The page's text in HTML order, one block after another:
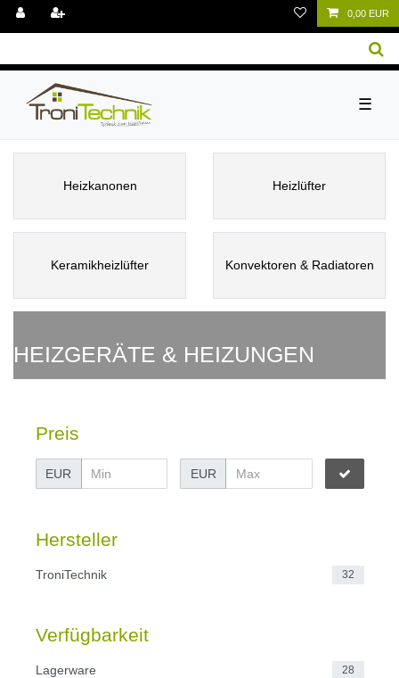
0,00 EUR
☰
Heizkanonen Heizlüfter
Keramikheizlüfter Konvektoren & Radiatoren
HEIZGERÄTE & HEIZUNGEN
Preis
EUR EUR
Hersteller
TroniTechnik 32
Verfügbarkeit
Lagerware 28